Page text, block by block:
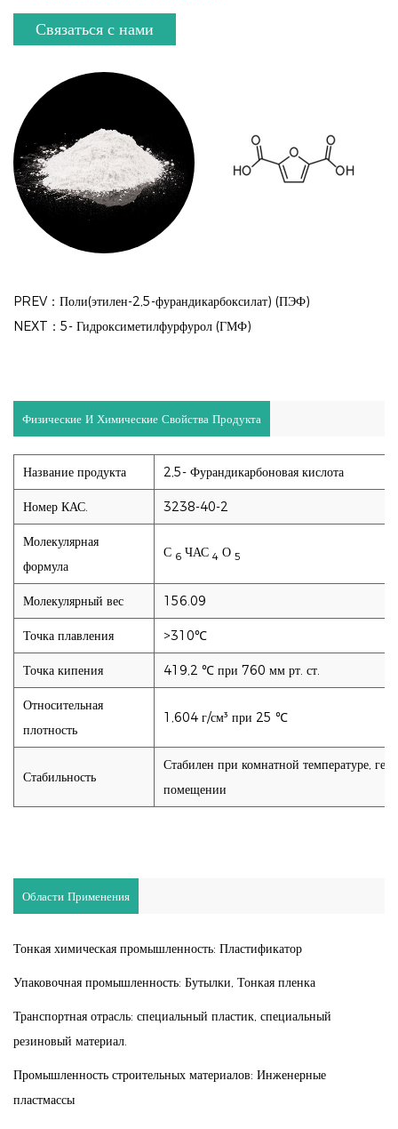
Связаться с нами
PREV：Поли(этилен-2,5-фурандикарбоксилат) (ПЭФ)
NEXT：5- Гидроксиметилфурфурол (ГМФ)
Физические И Химические Свойства Продукта
Название продукта 2,5- Фурандикарбоновая кислота
Номер КАС. 3238-40-2
Молекулярная
формула
С 6 ЧАС 4 О 5
Молекулярный вес 156.09
Точка плавления >310℃
Точка кипения 419,2 ℃ при 760 мм рт. ст.
Относительная
плотность
1,604 г/см³ при 25 ℃
Стабильность
Стабилен при комнатной температуре,
помещении
Области Применения
Тонкая химическая промышленность: Пластификатор
Упаковочная промышленность: Бутылки, Тонкая пленка
Транспортная отрасль: специальный пластик, специальный
резиновый материал.
Промышленность строительных материалов: Инженерные
пластмассы